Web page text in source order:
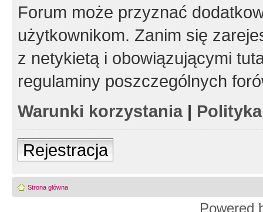
Forum może przyznać
użytkownikom. Zanim się
z netykietą i obowiązującymi
regulaminy poszczególnych
Warunki korzystania|
Rejestracja
Strona główna
Powered